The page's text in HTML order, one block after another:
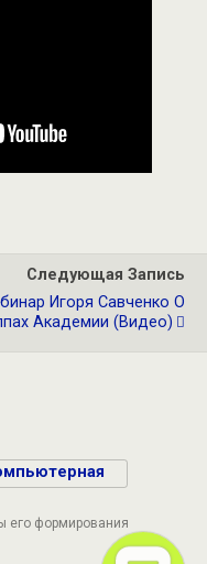
Следующая Запись
Игоря Савченко О
Академии (видео)
его формирования